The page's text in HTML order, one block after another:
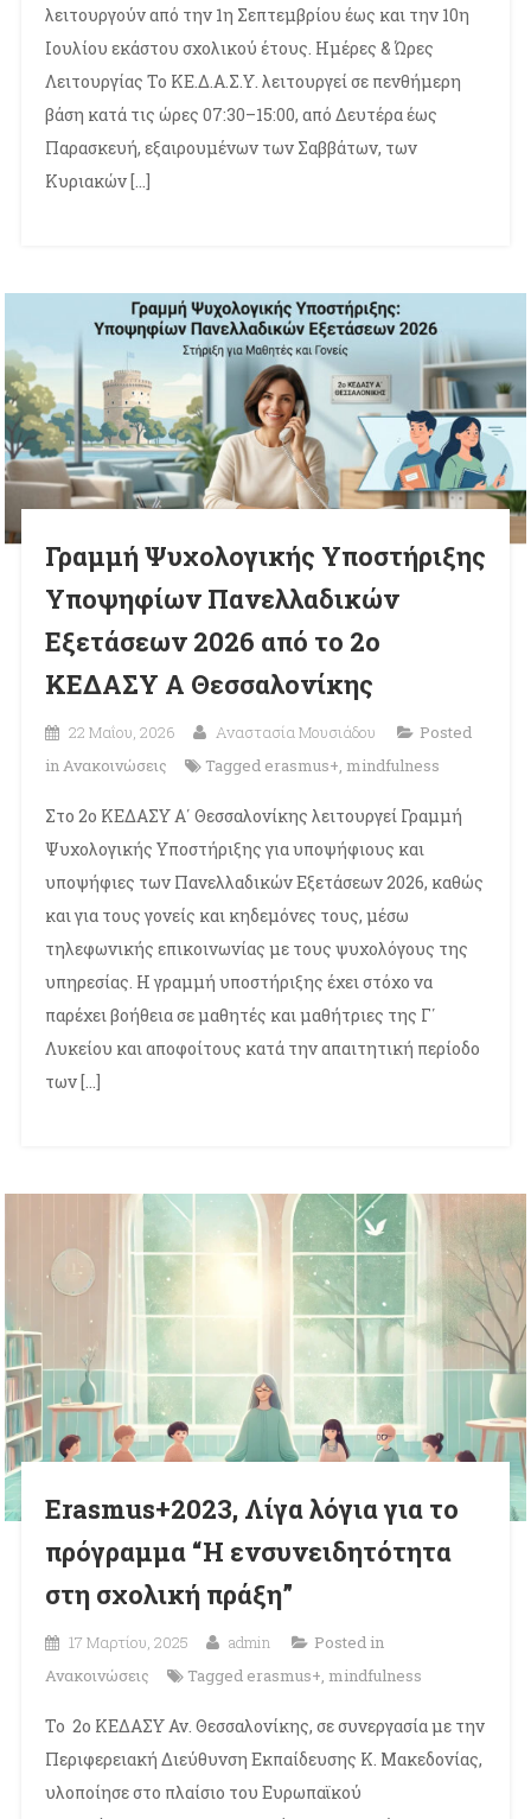
λειτουργούν από την 1η Σεπτεμβρίου έως και την 10η
Ιουλίου εκάστου σχολικού έτους. Ημέρες & Ώρες
Λειτουργίας Το ΚΕ.Δ.Α.Σ.Υ. λειτουργεί σε πενθήμερη
βάση κατά τις ώρες 07:30–15:00, από Δευτέρα έως
Παρασκευή, εξαιρουμένων των Σαββάτων, των
Κυριακών […]
Γραμμή Ψυχολογικής Υποστήριξης
Υποψηφίων Πανελλαδικών
Εξετάσεων 2026 από το 2ο
ΚΕΔΑΣΥ Α Θεσσαλονίκης
22 Μαΐου, 2026 Αναστασία Μουσιάδου
Posted
inΑνακοινώσεις Tagged erasmus+, mindfulness
Στο 2ο ΚΕΔΑΣΥ Α΄ Θεσσαλονίκης λειτουργεί Γραμμή
Ψυχολογικής Υποστήριξης για υποψήφιους και
υποψήφιες των Πανελλαδικών Εξετάσεων 2026, καθώς
και για τους γονείς και κηδεμόνες τους, μέσω
τηλεφωνικής επικοινωνίας με τους ψυχολόγους της
υπηρεσίας. Η γραμμή υποστήριξης έχει στόχο να
παρέχει βοήθεια σε μαθητές και μαθήτριες της Γ΄
Λυκείου και αποφοίτους κατά την απαιτητική περίοδο
των […]
Erasmus+2023, Λίγα λόγια για το
πρόγραμμα “Η ενσυνειδητότητα
στη σχολική πράξη”
17 Μαρτίου, 2025 admin
Posted in
Ανακοινώσεις
Tagged erasmus+, mindfulness
Το 2ο ΚΕΔΑΣΥ Αν. Θεσσαλονίκης, σε συνεργασία με την
Περιφερειακή Διεύθυνση Εκπαίδευσης Κ. Μακεδονίας,
υλοποίησε στο πλαίσιο του Ευρωπαϊκού